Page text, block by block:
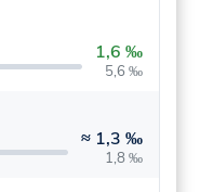
1,6 ‰
5,6 ‰
≈ 1,3 ‰
1,8 ‰